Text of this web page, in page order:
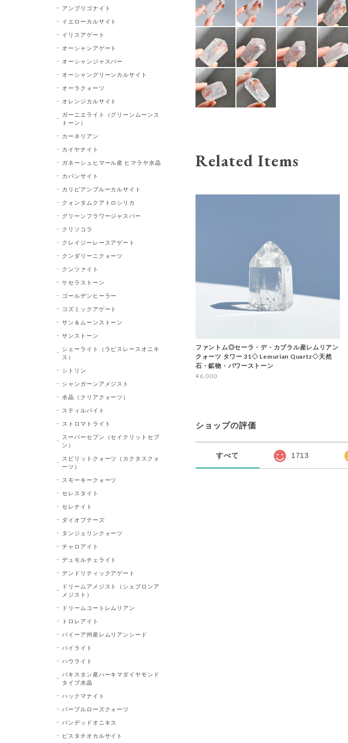
Related Items
ファントム◎セーラ・デ・カブラル産レムリアン
クォーツ タワー 31◇ Lemurian Quartz◇天然
石・鉱物・パワーストーン
¥6,000
ショップの評価
すべて 1713
アンブリゴナイト
イエローカルサイト
イリスアゲート
オーシャンアゲート
オーシャンジャスパー
オーシャングリーンカルサイト
オーラクォーツ
オレンジカルサイト
ガーニエライト（グリーンムーンス
トーン）
カーネリアン
カイヤナイト
ガネーシュヒマール産 ヒマラヤ水晶
カバンサイト
カリビアンブルーカルサイト
クォンタムクアトロシリカ
グリーンフラワージャスパー
クリソコラ
クレイジーレースアゲート
クンダリーニクォーツ
クンツァイト
ケセラストーン
ゴールデンヒーラー
コズミックアゲート
サン＆ムーンストーン
サンストーン
シェーライト（ラピスレースオニキ
ス）
シトリン
シャンガーンアメジスト
水晶（クリアクォーツ）
スティルバイト
ストロマトライト
スーパーセブン（セイクリットセブ
ン）
スピリットクォーツ（カクタスクォ
ーツ）
スモーキークォーツ
セレスタイト
セレナイト
ダイオプテーズ
タンジェリンクォーツ
チャロアイト
デュモルチェライト
デンドリティックアゲート
ドリームアメジスト（シェブロンア
メジスト）
ドリームコートレムリアン
トロレアイト
バイーア州産レムリアンシード
パイライト
ハウライト
パキスタン産ハーキマダイヤモンド
タイプ水晶
ハックマナイト
パープルローズクォーツ
バンデッドオニキス
ピスタチオカルサイト